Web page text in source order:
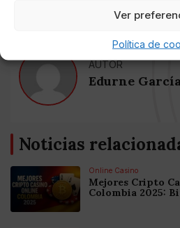
Ver
Política de
AUTOR
Edurne
Noticias
Online Casino
Mejores Cripto
Colombia 2025: